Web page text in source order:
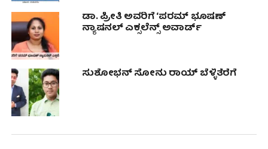
ಡಾ. ಪ್ರೀತಿ ಅವರಿಗೆ ‘ಪರಮ್ ಭೂಷಣ್
ನ್ಯಾಷನಲ್ ಎಕ್ಸಲೆನ್ಸ್ ಅವಾರ್ಡ್
ಸುಶೋಭನ್ ಸೋನು ರಾಯ್ ಬೆಳ್ಳಿತೆರೆಗೆ